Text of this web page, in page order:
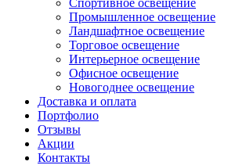
Спортивное освещение
Промышленное освещение
Ландшафтное освещение
Торговое освещение
Интерьерное освещение
Офисное освещение
Новогоднее освещение
Доставка и оплата
Портфолио
Отзывы
Акции
Контакты